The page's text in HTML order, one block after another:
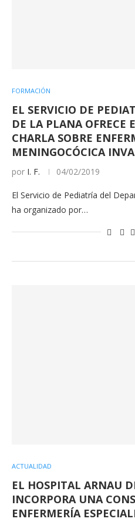
FORMACIÓN
EL SERVICIO DE
DE LA PLANA OFRECE
CHARLA SOBRE
MENINGOCÓCICA
por I. F. 04/02/2019
El Servicio de Pediatría del
ha organizado por…
ACTUALIDAD
EL HOSPITAL ARNAU
INCORPORA UNA
ENFERMERÍA